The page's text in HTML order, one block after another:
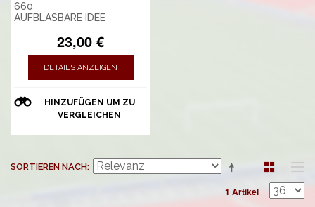
660
AUFBLASBARE IDEE
23,00 €
DETAILS ANZEIGEN
HINZUFÜGEN UM ZU
VERGLEICHEN
SORTIEREN NACH
1 Artikel